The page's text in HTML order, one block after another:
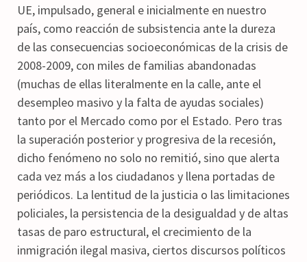
UE, impulsado, general e inicialmente en nuestro
país, como reacción de subsistencia ante la dureza
de las consecuencias socioeconómicas de la crisis de
2008-2009, con miles de familias abandonadas
(muchas de ellas literalmente en la calle, ante el
desempleo masivo y la falta de ayudas sociales)
tanto por el Mercado como por el Estado. Pero tras
la superación posterior y progresiva de la recesión,
dicho fenómeno no solo no remitió, sino que alerta
cada vez más a los ciudadanos y llena portadas de
periódicos. La lentitud de la justicia o las limitaciones
policiales, la persistencia de la desigualdad y de altas
tasas de paro estructural, el crecimiento de la
inmigración ilegal masiva, ciertos discursos políticos